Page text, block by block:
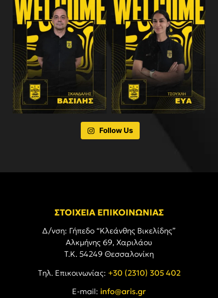
Follow Us
ΣΤΟΙΧΕΙΑ ΕΠΙΚΟΙΝΩΝΙΑΣ
Δ/νση: Γήπεδο “Κλεάνθης Βικελίδης”
Αλκμήνης 69, Χαριλάου
Τ.Κ. 54249 Θεσσαλονίκη
Tηλ. Επικοινωνίας: +30 (2310) 305 402
E-mail: info@aris.gr